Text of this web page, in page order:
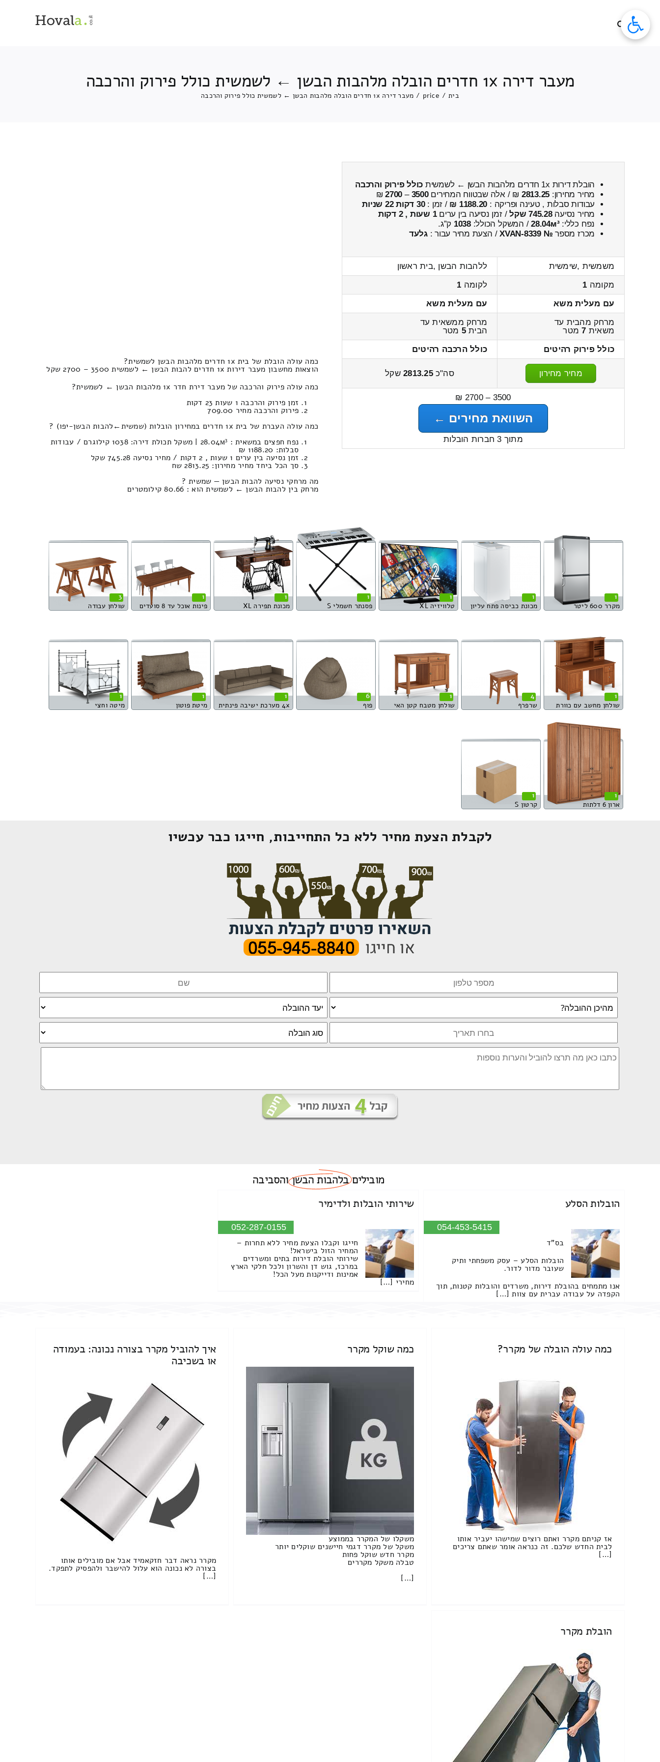
מעבר דירה 1x חדרים הובלה מלהבות הבשן ← לשמשית כולל פירוק והרכבה
בית /
price
/ מעבר דירה 1x חדרים הובלה מלהבות הבשן ← לשמשית כולל פירוק והרכבה
הובלת דירות 1x חדרים מלהבות הבשן ← לשמשית
כולל פירוק והרכבה
מחיר מחירון: 2813.25 ₪ / אלה שבטווח המחירים3500
–
2700
₪
עבודות סבלות , טעינה ופריקה : 1188.20 ₪ / זמן :30 דקות 22 שניות
מחיר נסיעה745.28 שקל / זמן נסיעה בין ערים1 שעות , 2 דקות
נפח כללי:28.04м³/ המשקל הכולל:1038 ק”ג.
מכרז מספר № XVAN-8339 / הצעת מחיר עבור :גלעד
משמשית ,שימשית
ללהבות הבשן ,בית ראשון
מקומה 1 לקומה 1
עם מעלית משא
עם מעלית משא
מרחק מהבית עד
משאית 7מטר
מרחק ממשאית עד
הבית5 מטר
כולל פירוק רהיטים
כולל הרכבה רהיטים
מחיר מחירון סה"כ2813.25שקל
3500 – 2700 ₪
השוואת מחירים ←
מתוך 3 חברות הובלות
כמה עולה הובלת של בית 1x חדרים מלהבות הבשן לשמשית?
הוצאות מחשבון מעבר דירות 1x חדרים להבות הבשן ← לשמשית 3500 – 2700 שקל
כמה עולה פירוק והרכבה של מעבר דירת חדר 1x מלהבות הבשן ← לשמשית?
זמן פירוק והרכבה 1 שעות 23 דקות
פירוק והרכבה מחיר 709.00
כמה עולה העברת של בית 1x חדרים במחירון הובלות (שמשית‎←‏להבות הבשן-יפו) ?
נפח חפצים במשאית : 28.04м³ | משקל תכולת דירה: 1038 קילוגרם / עבודות
סבלות: 1188.20 ₪
זמן נסיעה בין ערים 1 שעות , 2 דקות / מחיר נסיעה 745.28 שקל
סך הכל ביחד מחיר מחירון: 2813.25 שח
מה מרחקי נסיעה להבות הבשן — שמשית ?
מרחק בין להבות הבשן ← לשמשית הוא : 80.66 קילומטרים
1
מקרר 600 ליטר
1
מכונת כביסה פתח עליון
1
טלוויזיה XL
1
פסנתר חשמלי S
1
מכונת תפירה XL
1
פינות אוכל עד 8 סועדים
3
שולחן עבודה
1
שולחן מחשב עם כוורת
4
שרפרף
1
שולחן מטבח קטן האי
6
פוף
1
4x מערכת ישיבה פינתית
1
מיטת פוטון
1
מיטה וחצי
1
ארון 6 דלתות
1
קרטון S
לקבלת הצעת מחיר ללא כל התחייבות, חייגו כבר עכשיו
מוביליםבלהבות הבשןוהסביבה
הובלות הסלע
054-453-5415
בס"ד
הובלות הסלע – עסק משפחתי ותיק
שעובר מדור לדור.
אנו מתמחים בהובלת דירות, משרדים והובלות קטנות, תוך
הקפדה על עבודה עברית עם צוות […]
שירותי הובלות ולדימיר
052-287-0155
חייגו וקבלו הצעת מחיר ללא תחרות –
המחיר הזול בישראל!
שירותי הובלת דירות בתים ומשרדים
במרכז, גוש דן והשרון ולכל חלקי הארץ
אמינות ודייקנות מעל הכל!
מחירי […]
כמה עולה הובלה של מקרר?
אז קניתם מקרר ואתם רוצים שמישהו יעביר אותו
לבית החדש שלכם. זה כנראה אומר שאתם צריכים
[…]
כמה שוקל מקרר
משקלו של המקרר בממוצע
משקל של מקרר דגמי חיישנים שוקלים יותר
מקרר חדש שוקל פחות
טבלה משקל מקררים
[…]
איך להוביל מקרר בצורה נכונה: בעמודה
או בשכיבה
מקרר נראה דבר חזקאמיד אבל אם מובילים אותו
בצורה לא נכונה הוא עלול להישבר ולהפסיק לתפקד.
[…]
הובלת מקרר